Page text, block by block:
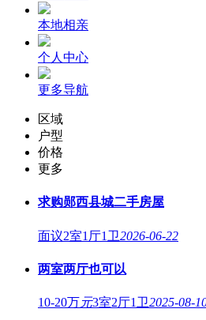
本地相亲
个人中心
更多导航
区域
户型
价格
更多
求购郧西县城二手房屋
面议2室1厅1卫2026-06-22
两室两厅也可以
10-20万元3室2厅1卫2025-08-